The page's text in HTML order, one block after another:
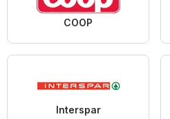
COOP
Interspar